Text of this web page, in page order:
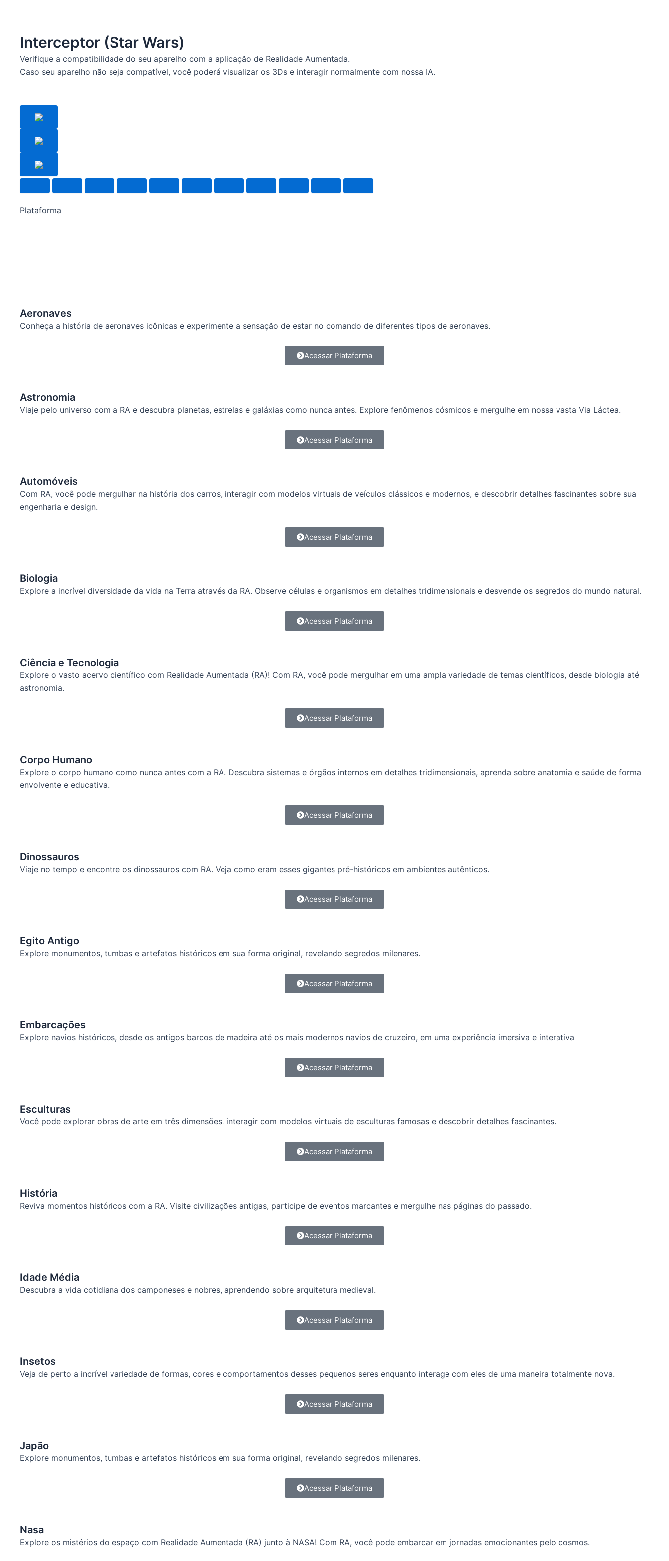
Interceptor (Star Wars)
Verifique a compatibilidade do seu aparelho com a aplicação de Realidade Aumentada.
Caso seu aparelho não seja compatível, você poderá visualizar os 3Ds e interagir normalmente com nossa IA.
Plataforma
Aeronaves
Conheça a história de aeronaves icônicas e experimente a sensação de estar no comando de diferentes tipos de aeronaves.
Acessar Plataforma
Astronomia
Viaje pelo universo com a RA e descubra planetas, estrelas e galáxias como nunca antes. Explore fenômenos cósmicos e mergulhe em nossa vasta Via Láctea.
Acessar Plataforma
Automóveis
Com RA, você pode mergulhar na história dos carros, interagir com modelos virtuais de veículos clássicos e modernos, e descobrir detalhes fascinantes sobre sua
engenharia e design.
Acessar Plataforma
Biologia
Explore a incrível diversidade da vida na Terra através da RA. Observe células e organismos em detalhes tridimensionais e desvende os segredos do mundo natural.
Acessar Plataforma
Ciência e Tecnologia
Explore o vasto acervo científico com Realidade Aumentada (RA)! Com RA, você pode mergulhar em uma ampla variedade de temas científicos, desde biologia até
astronomia.
Acessar Plataforma
Corpo Humano
Explore o corpo humano como nunca antes com a RA. Descubra sistemas e órgãos internos em detalhes tridimensionais, aprenda sobre anatomia e saúde de forma
envolvente e educativa.
Acessar Plataforma
Dinossauros
Viaje no tempo e encontre os dinossauros com RA. Veja como eram esses gigantes pré-históricos em ambientes autênticos.
Acessar Plataforma
Egito Antigo
Explore monumentos, tumbas e artefatos históricos em sua forma original, revelando segredos milenares.
Acessar Plataforma
Embarcações
Explore navios históricos, desde os antigos barcos de madeira até os mais modernos navios de cruzeiro, em uma experiência imersiva e interativa
Acessar Plataforma
Esculturas
Você pode explorar obras de arte em três dimensões, interagir com modelos virtuais de esculturas famosas e descobrir detalhes fascinantes.
Acessar Plataforma
História
Reviva momentos históricos com a RA. Visite civilizações antigas, participe de eventos marcantes e mergulhe nas páginas do passado.
Acessar Plataforma
Idade Média
Descubra a vida cotidiana dos camponeses e nobres, aprendendo sobre arquitetura medieval.
Acessar Plataforma
Insetos
Veja de perto a incrível variedade de formas, cores e comportamentos desses pequenos seres enquanto interage com eles de uma maneira totalmente nova.
Acessar Plataforma
Japão
Explore monumentos, tumbas e artefatos históricos em sua forma original, revelando segredos milenares.
Acessar Plataforma
Nasa
Explore os mistérios do espaço com Realidade Aumentada (RA) junto à NASA! Com RA, você pode embarcar em jornadas emocionantes pelo cosmos.